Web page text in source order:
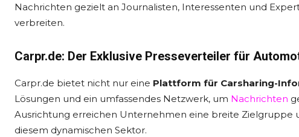
Nachrichten gezielt an Journalisten, Interessenten und
verbreiten.
Carpr.de: Der Exklusive Presseverteiler für
Carpr.de bietet nicht nur eine Plattform für Carsharing-
Lösungen und ein umfassendes Netzwerk, um Nachrichten
Ausrichtung erreichen Unternehmen eine breite Zielgruppe
diesem dynamischen Sektor.